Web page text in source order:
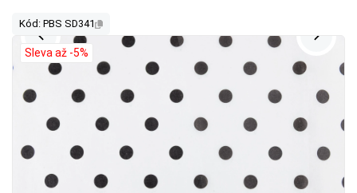
Kód: PBS SD341
Sleva až -5%